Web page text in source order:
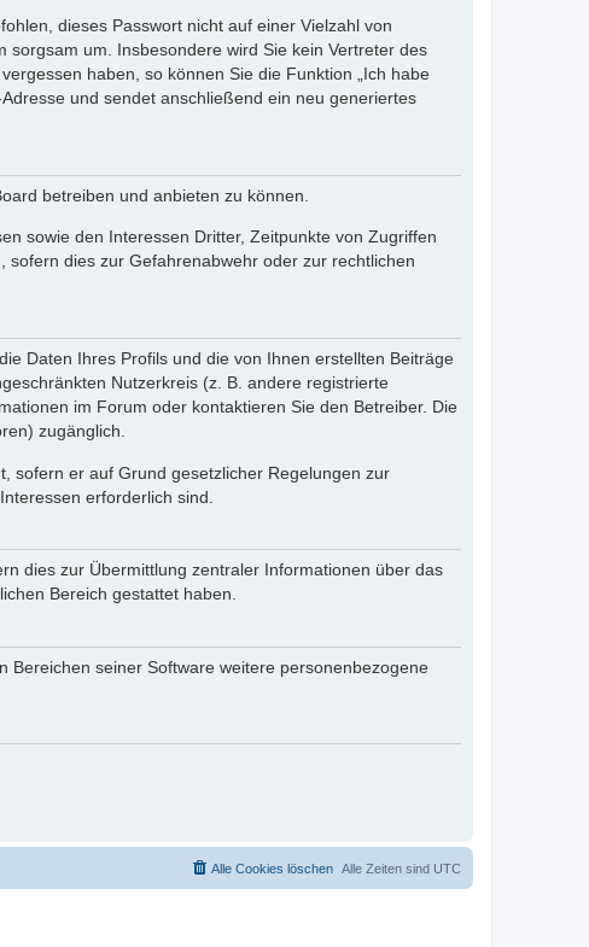
dieses Passwort nicht auf einer Vielzahl von
um. Insbesondere wird Sie kein Vertreter des
haben, so können Sie die Funktion „Ich habe
und sendet anschließend ein neu generiertes
betreiben und anbieten zu können.
sowie den Interessen Dritter, Zeitpunkte von Zugriffen
dies zur Gefahrenabwehr oder zur rechtlichen
Daten Ihres Profils und die von Ihnen erstellten Beiträge
Nutzerkreis (z. B. andere registrierte
im Forum oder kontaktieren Sie den Betreiber. Die
zugänglich.
sofern er auf Grund gesetzlicher Regelungen zur
erforderlich sind.
dies zur Übermittlung zentraler Informationen über das
Bereich gestattet haben.
Bereichen seiner Software weitere personenbezogene
Alle Zeiten sind UTC
Alle Cookies löschen